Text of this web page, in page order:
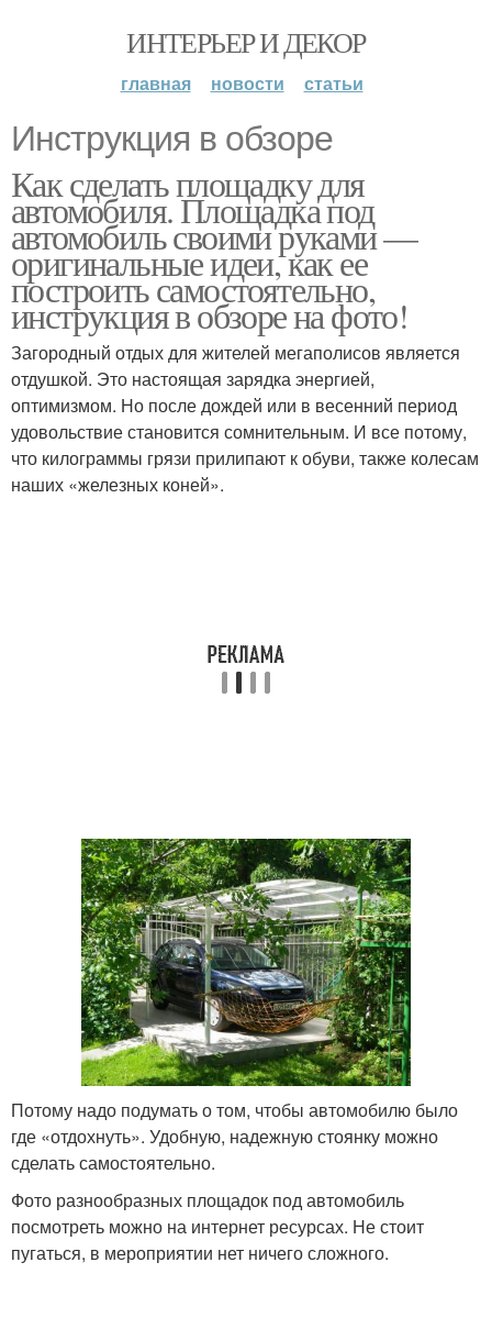
ИНТЕРЬЕР И ДЕКОР
главная новости статьи
Инструкция в обзоре
Как сделать площадку для
автомобиля. Площадка под
автомобиль своими руками —
оригинальные идеи, как ее
построить самостоятельно,
инструкция в обзоре на фото!
Загородный отдых для жителей мегаполисов является
отдушкой. Это настоящая зарядка энергией,
оптимизмом. Но после дождей или в весенний период
удовольствие становится сомнительным. И все потому,
что килограммы грязи прилипают к обуви, также колесам
наших «железных коней».
Потому надо подумать о том, чтобы автомобилю было
где «отдохнуть». Удобную, надежную стоянку можно
сделать самостоятельно.
Фото разнообразных площадок под автомобиль
посмотреть можно на интернет ресурсах. Не стоит
пугаться, в мероприятии нет ничего сложного.